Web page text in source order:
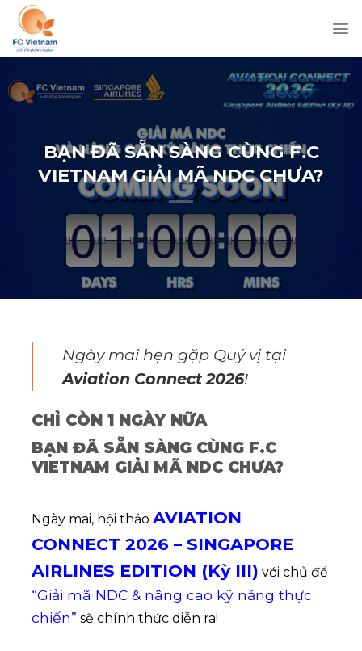
Chuyển
đến
nội
BẠN ĐÃ SẴN SÀNG CÙNG F.C
VIETNAM GIẢI MÃ NDC CHƯA?
Ngày mai hẹn gặp Quý vị tại
Aviation Connect 2026!
CHỈ CÒN 1 NGÀY NỮA
BẠN ĐÃ SẴN SÀNG CÙNG F.C
VIETNAM GIẢI MÃ NDC CHƯA?
Ngày mai, hội thảo AVIATION
CONNECT 2026 – SINGAPORE
AIRLINES EDITION (Kỳ III) với chủ để
“Giải mã NDC & nâng cao kỹ năng thực
chiến” sẽ chính thức diễn ra!